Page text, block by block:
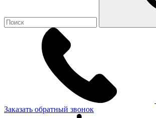
Заказать обратный звонок